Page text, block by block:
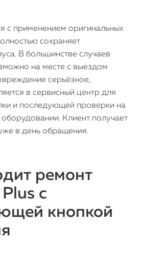
с применением оригинальных
сохраняет
В большинстве случаев
на месте с выездом
серьёзное,
в сервисный центр для
и последующей проверки на
Клиент получает
в день обращения.
ремонт
с
кнопкой